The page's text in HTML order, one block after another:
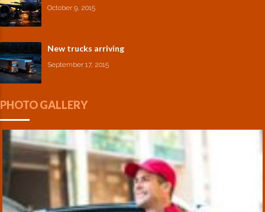
October 9, 2015
New trucks arriving
September 17, 2015
PHOTO GALLERY